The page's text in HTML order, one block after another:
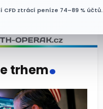
CFD ztrácí peníze 74–89 % účtů.
trhem.